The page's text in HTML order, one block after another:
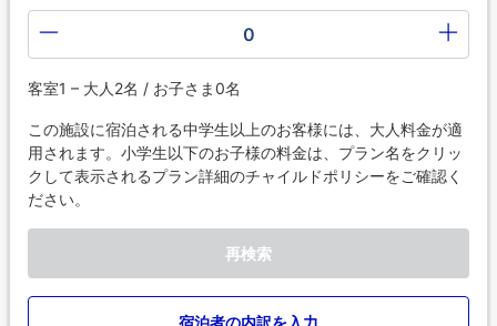
0
客室1 – 大人2名 / お子さま0名
この施設に宿泊される中学生以上のお客様には、大人料金が適
用されます。小学生以下のお子様の料金は、プラン名をクリッ
クして表示されるプラン詳細のチャイルドポリシーをご確認く
ださい。
再検索